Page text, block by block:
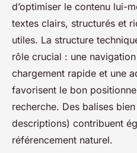
d’optimiser le contenu lui-
textes clairs, structurés et
utiles. La structure
rôle crucial : une
chargement rapide et une
favorisent le bon
recherche. Des balises
descriptions) contribuent
référencement naturel.